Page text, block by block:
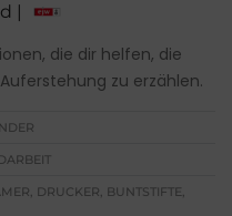
|
die dir helfen, die
zu erzählen.
DRUCKER, BUNTSTIFTE,